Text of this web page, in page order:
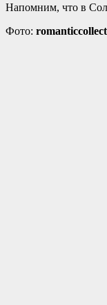
Напомним, что в
Фото: